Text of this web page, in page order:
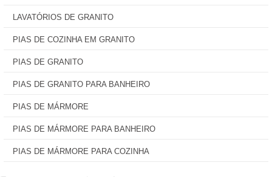
LAVATÓRIOS DE GRANITO
PIAS DE COZINHA EM GRANITO
PIAS DE GRANITO
PIAS DE GRANITO PARA BANHEIRO
PIAS DE MÁRMORE
PIAS DE MÁRMORE PARA BANHEIRO
PIAS DE MÁRMORE PARA COZINHA